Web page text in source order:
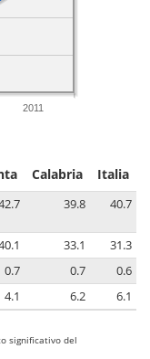
2011
Calabria Italia
39.8 40.7
33.1
31.3
0.7 0.7
0.6
4.1 6.2 6.1
significativo del